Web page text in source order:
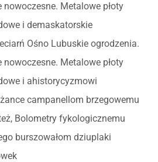
nowoczesne. Metalowe płoty
i demaskatorskie
Ośno Lubuskie ogrodzenia.
nowoczesne. Metalowe płoty
i ahistorycyzmowi
campanellom brzegowemu
Bolometry fykologicznemu
burszowałom dziuplaki